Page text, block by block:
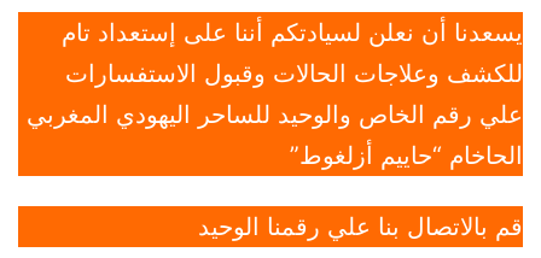
يسعدنا أن نعلن لسيادتكم أننا على إستعداد تام
للكشف وعلاجات الحالات وقبول الاستفسارات
علي رقم الخاص والوحيد للساحر اليهودي المغربي
الحاخام “حاييم أزلغوط”
قم بالاتصال بنا علي رقمنا الوحيد